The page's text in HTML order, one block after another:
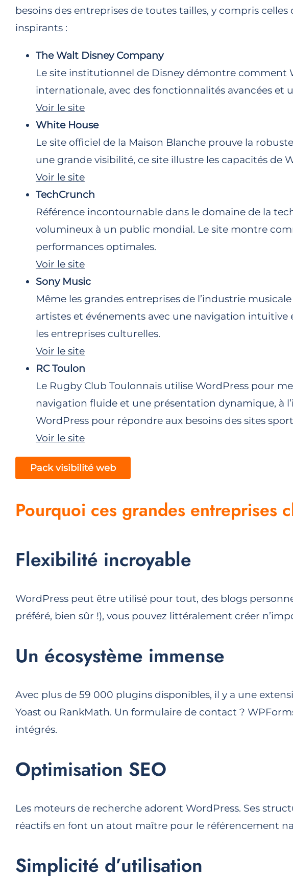
besoins des entreprises de toutes tailles, y compris
inspirants :
The Walt Disney Company
Le site institutionnel de Disney démontre comment
internationale, avec des fonctionnalités avancées et
Voir le site
White House
Le site officiel de la Maison Blanche prouve la
une grande visibilité, ce site illustre les capacités de
Voir le site
TechCrunch
Référence incontournable dans le domaine de la
volumineux à un public mondial. Le site montre
performances optimales.
Voir le site
Sony Music
Même les grandes entreprises de l’industrie
artistes et événements avec une navigation
les entreprises culturelles.
Voir le site
RC Toulon
Le Rugby Club Toulonnais utilise WordPress pour
navigation fluide et une présentation dynamique, à
WordPress pour répondre aux besoins des sites
Voir le site
Pack visibilité web
Pourquoi ces grandes entreprises
Flexibilité incroyable
WordPress peut être utilisé pour tout, des blogs
préféré, bien sûr !), vous pouvez littéralement créer
Un écosystème immense
Avec plus de 59 000 plugins disponibles, il y a une
Yoast ou RankMath. Un formulaire de contact ?
intégrés.
Optimisation SEO
Les moteurs de recherche adorent WordPress. Ses
réactifs en font un atout maître pour le référencement
Simplicité d’utilisation